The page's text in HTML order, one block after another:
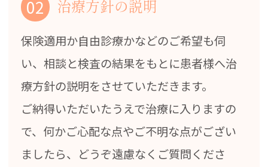
02 治療方針の説明
保険適用か自由診療かなどのご希望も伺
い、相談と検査の結果をもとに患者様へ治
療方針の説明をさせていただきます。
ご納得いただいたうえで治療に入りますの
で、何かご心配な点やご不明な点がござい
ましたら、どうぞ遠慮なくご質問くださ